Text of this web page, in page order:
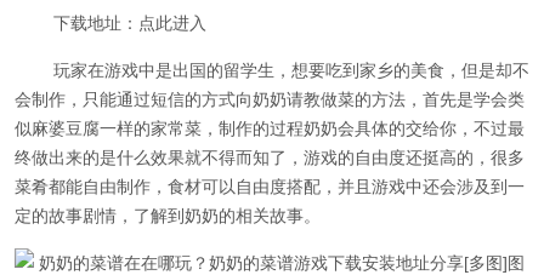
下载地址：点此进入
玩家在游戏中是出国的留学生，想要吃到家乡的美食，但是却不
会制作，只能通过短信的方式向奶奶请教做菜的方法，首先是学会类
似麻婆豆腐一样的家常菜，制作的过程奶奶会具体的交给你，不过最
终做出来的是什么效果就不得而知了，游戏的自由度还挺高的，很多
菜肴都能自由制作，食材可以自由度搭配，并且游戏中还会涉及到一
定的故事剧情，了解到奶奶的相关故事。